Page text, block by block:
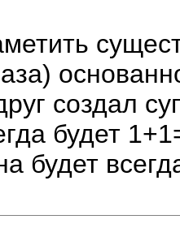
создал
будет
будет